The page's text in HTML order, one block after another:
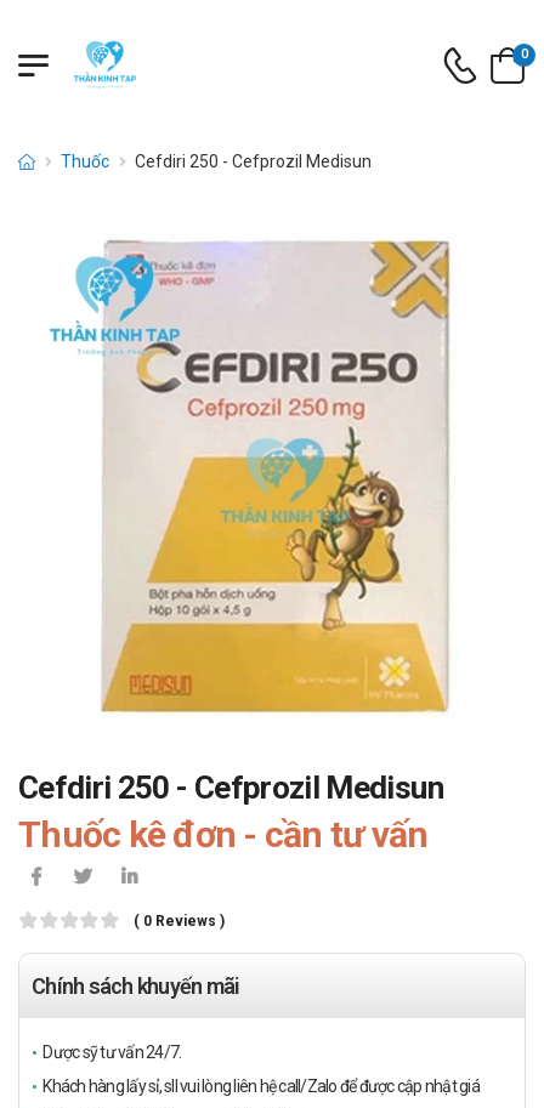
0
Thuốc Cefdiri 250 - Cefprozil Medisun
Cefdiri 250 - Cefprozil Medisun
Thuốc kê đơn - cần tư vấn
( 0 Reviews )
Chính sách khuyến mãi
Dược sỹ tư vấn 24/7.
Khách hàng lấy sỉ, sll vui lòng liên hệ call/Zalo để được cập nhật giá